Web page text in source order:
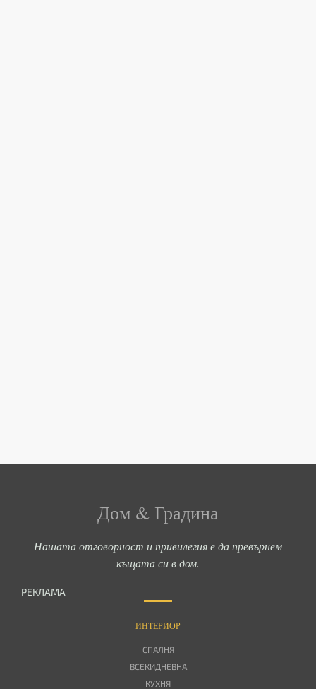
Дом & Градина
Нашата отговорност и привилегия е да превърнем
къщата си в дом.
РЕКЛАМА
ИНТЕРИОР
СПАЛНЯ
ВСЕКИДНЕВНА
КУХНЯ